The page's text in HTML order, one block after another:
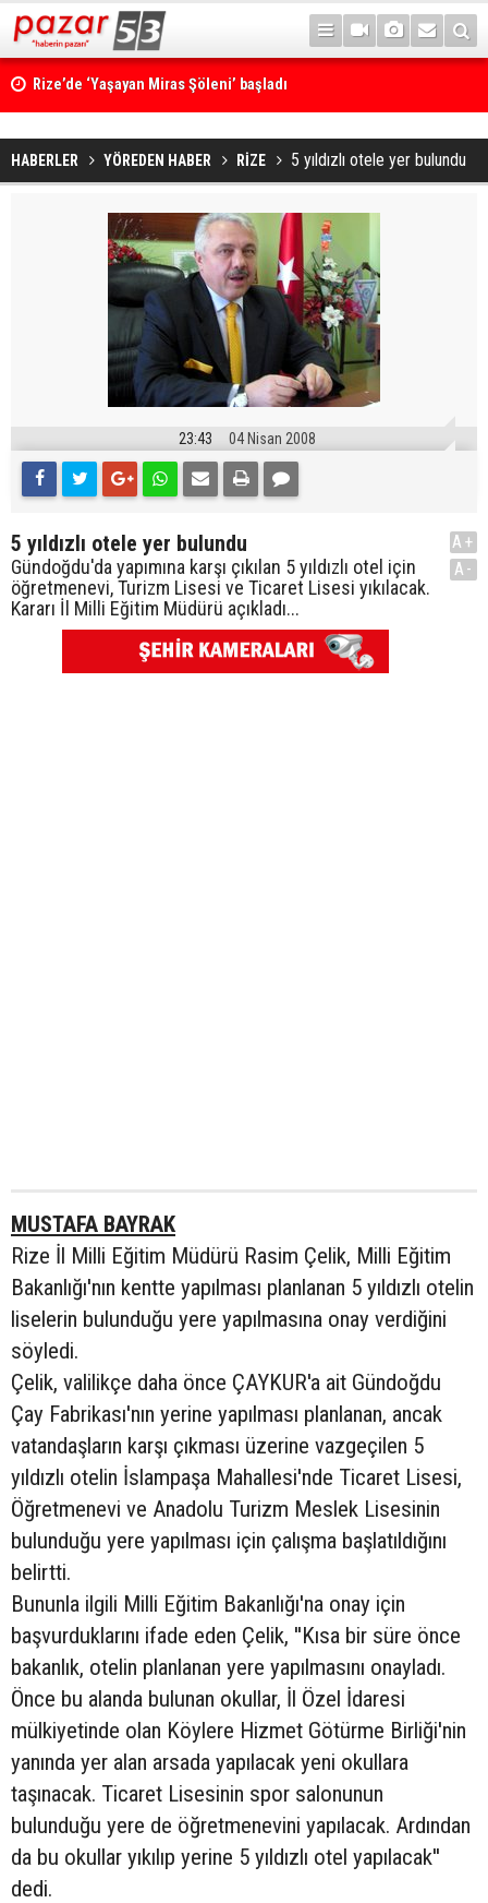
Rize’de ‘Yaşayan Miras Şöleni’ başladı
HABERLER YÖREDEN HABER RİZE 5 yıldızlı otele yer bulundu
23:43 04 Nisan 2008
5 yıldızlı otele yer bulundu
Gündoğdu'da yapımına karşı çıkılan 5 yıldızlı otel için
öğretmenevi, Turizm Lisesi ve Ticaret Lisesi yıkılacak.
Kararı İl Milli Eğitim Müdürü açıkladı...
A+
A-
MUSTAFA BAYRAK
Rize İl Milli Eğitim Müdürü Rasim Çelik, Milli Eğitim
Bakanlığı'nın kentte yapılması planlanan 5 yıldızlı otelin
liselerin bulunduğu yere yapılmasına onay verdiğini
söyledi.
Çelik, valilikçe daha önce ÇAYKUR'a ait Gündoğdu
Çay Fabrikası'nın yerine yapılması planlanan, ancak
vatandaşların karşı çıkması üzerine vazgeçilen 5
yıldızlı otelin İslampaşa Mahallesi'nde Ticaret Lisesi,
Öğretmenevi ve Anadolu Turizm Meslek Lisesinin
bulunduğu yere yapılması için çalışma başlatıldığını
belirtti.
Bununla ilgili Milli Eğitim Bakanlığı'na onay için
başvurduklarını ifade eden Çelik, ''Kısa bir süre önce
bakanlık, otelin planlanan yere yapılmasını onayladı.
Önce bu alanda bulunan okullar, İl Özel İdaresi
mülkiyetinde olan Köylere Hizmet Götürme Birliği'nin
yanında yer alan arsada yapılacak yeni okullara
taşınacak. Ticaret Lisesinin spor salonunun
bulunduğu yere de öğretmenevini yapılacak. Ardından
da bu okullar yıkılıp yerine 5 yıldızlı otel yapılacak''
dedi.